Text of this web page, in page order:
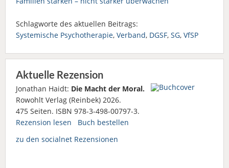
Schlagworte des aktuellen Beitrags:
Systemische Psychotherapie, Verband, DGSF, SG, VfSP
Aktuelle Rezension
Jonathan Haidt: Die Macht der Moral.
Rowohlt Verlag (Reinbek) 2026.
475 Seiten. ISBN 978-3-498-00797-3.
Rezension lesen
Buch bestellen
zu den socialnet Rezensionen